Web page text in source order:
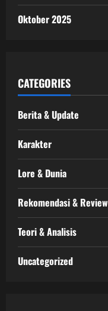
Oktober 2025
CATEGORIES
Berita & Update
Karakter
Lore & Dunia
Rekomendasi & Review
Teori & Analisis
Uncategorized